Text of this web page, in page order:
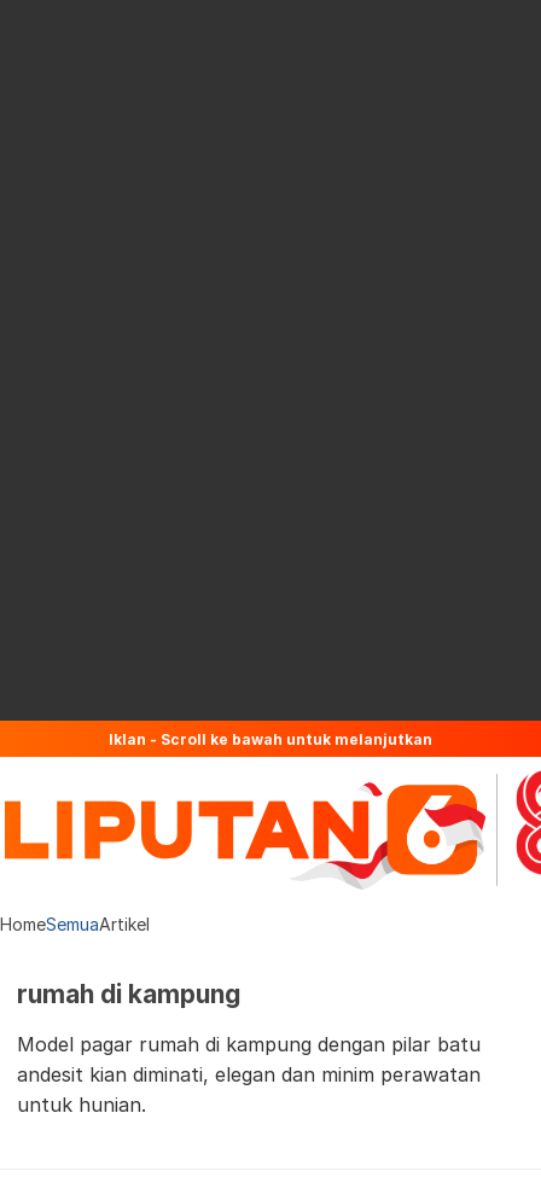
Iklan - Scroll ke bawah untuk melanjutkan
HomeSemuaArtikel
rumah di kampung
Model pagar rumah di kampung dengan pilar batu
andesit kian diminati, elegan dan minim perawatan
untuk hunian.